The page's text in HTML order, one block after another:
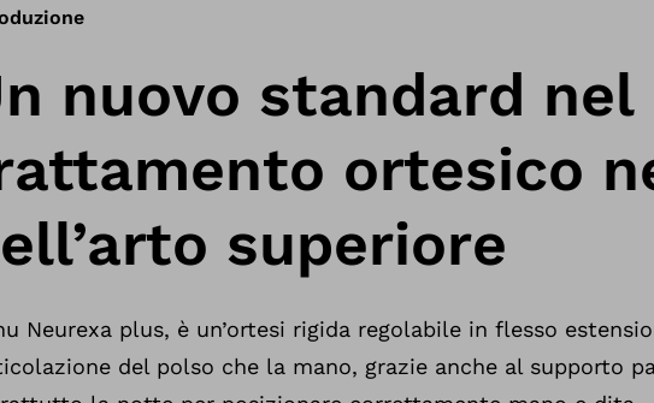
nuovo standard nel
ortesico
superiore
Neurexa plus, è un’ortesi rigida regolabile in flesso
del polso che la mano, grazie anche al supporto